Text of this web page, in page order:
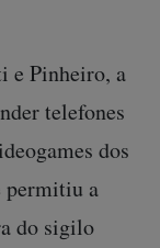
e Pinheiro, a
telefones
dos
permitiu a
do sigilo